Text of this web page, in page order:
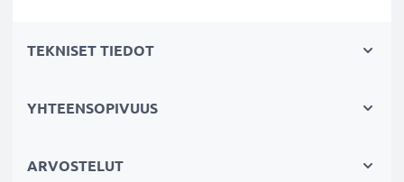
✔100% yhteensopiva vaihtoakku
✔ Suuri kapasiteetti ja pitkä käyttöaika
- laadukas
✔ Nauti vapaudesta ja riippumattomuudesta
TEKNISET TIEDOT
YHTEENSOPIVUUS
ARVOSTELUT